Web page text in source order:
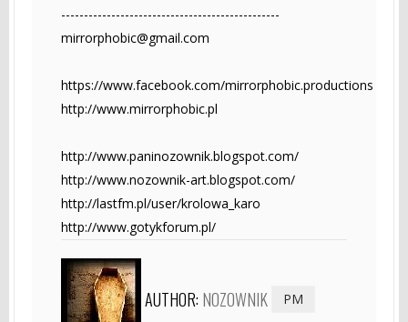
------------------------------------------------
mirrorphobic@gmail.com
https://www.facebook.com/mirrorphobic.productions
http://www.mirrorphobic.pl
http://www.paninozownik.blogspot.com/
http://www.nozownik-art.blogspot.com/
http://lastfm.pl/user/krolowa_karo
http://www.gotykforum.pl/
AUTHOR: NOZOWNIK PM